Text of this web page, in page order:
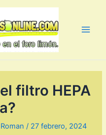
filtro HEPA
/ 27 febrero, 2024